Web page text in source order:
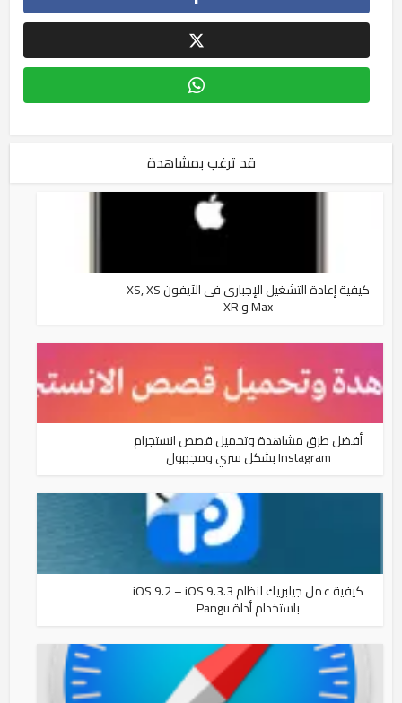
قد ترغب بمشاهدة
كيفية إعادة التشغيل الإجباري في الآيفون XS, XS
Max و XR
أفضل طرق مشاهدة وتحميل قصص انستجرام
Instagram بشكل سري ومجهول
كيفية عمل جيلبريك لنظام iOS 9.2 – iOS 9.3.3
باستخدام أداة Pangu